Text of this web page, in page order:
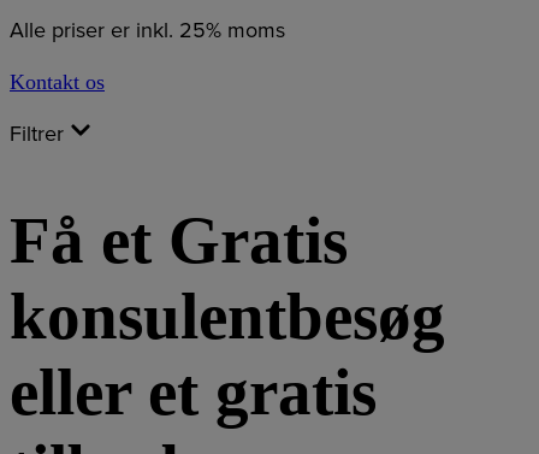
Alle priser er inkl. 25% moms
Kontakt os
Filtrer
Få et Gratis
konsulentbesøg
eller et gratis